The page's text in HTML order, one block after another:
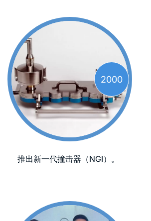
2000
推出新一代撞击器（NGI）。